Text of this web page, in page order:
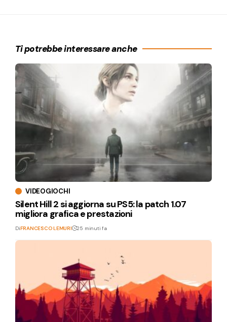
Ti potrebbe interessare anche
VIDEOGIOCHI
Silent Hill 2 si aggiorna su PS5: la patch 1.07
migliora grafica e prestazioni
DiFRANCESCO LEMURI 25 minuti fa